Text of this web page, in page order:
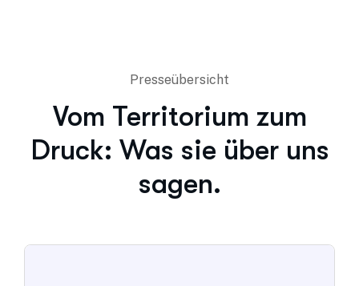
Presseübersicht
Vom Territorium zum
Druck: Was sie über uns
sagen.